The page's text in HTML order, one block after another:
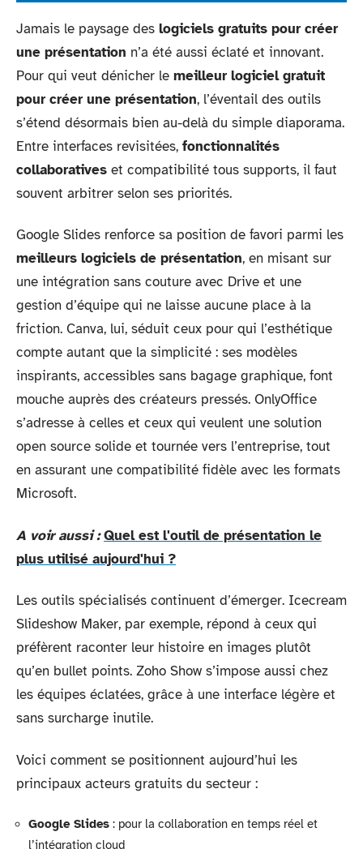
Jamais le paysage des logiciels gratuits pour créer
une présentation n’a été aussi éclaté et innovant.
Pour qui veut dénicher le meilleur logiciel gratuit
pour créer une présentation, l’éventail des outils
s’étend désormais bien au-delà du simple diaporama.
Entre interfaces revisitées, fonctionnalités
collaboratives et compatibilité tous supports, il faut
souvent arbitrer selon ses priorités.
Google Slides renforce sa position de favori parmi les
meilleurs logiciels de présentation, en misant sur
une intégration sans couture avec Drive et une
gestion d’équipe qui ne laisse aucune place à la
friction. Canva, lui, séduit ceux pour qui l’esthétique
compte autant que la simplicité : ses modèles
inspirants, accessibles sans bagage graphique, font
mouche auprès des créateurs pressés. OnlyOffice
s’adresse à celles et ceux qui veulent une solution
open source solide et tournée vers l’entreprise, tout
en assurant une compatibilité fidèle avec les formats
Microsoft.
A voir aussi : Quel est l'outil de présentation le
plus utilisé aujourd'hui ?
Les outils spécialisés continuent d’émerger. Icecream
Slideshow Maker, par exemple, répond à ceux qui
préfèrent raconter leur histoire en images plutôt
qu’en bullet points. Zoho Show s’impose aussi chez
les équipes éclatées, grâce à une interface légère et
sans surcharge inutile.
Voici comment se positionnent aujourd’hui les
principaux acteurs gratuits du secteur :
Google Slides : pour la collaboration en temps réel et
l’intégration cloud